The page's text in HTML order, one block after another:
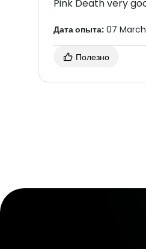
Pink Death very
Дата опыта: 07
Полезно